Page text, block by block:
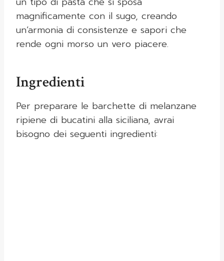
magnificamente con il sugo, creando
un’armonia di consistenze e sapori che
rende ogni morso un vero piacere.
Ingredienti
Per preparare le barchette di melanzane
ripiene di bucatini alla siciliana, avrai
bisogno dei seguenti ingredienti: